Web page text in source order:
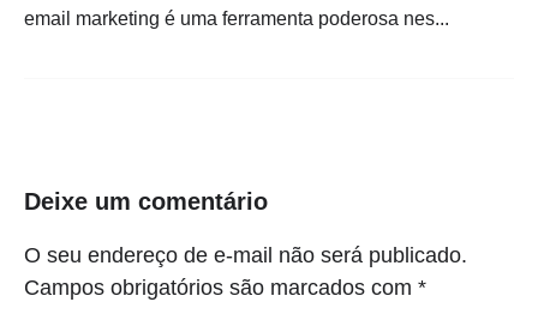
email marketing é uma ferramenta poderosa nes...
Deixe um comentário
O seu endereço de e-mail não será publicado.
Campos obrigatórios são marcados com *